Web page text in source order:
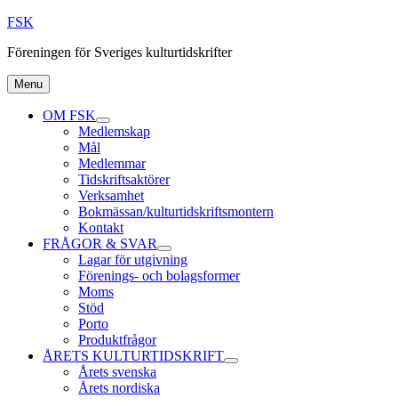
Skip
content
FSK
Föreningen för Sveriges kulturtidskrifter
Menu
OM FSK
expand
child
Medlemskap
Mål
Medlemmar
Tidskriftsaktörer
Verksamhet
Bokmässan/kulturtidskriftsmontern
Kontakt
FRÅGOR & SVAR
expand
child
menu
Lagar för utgivning
Förenings- och bolagsformer
Moms
Stöd
Porto
Produktfrågor
ÅRETS KULTURTIDSKRIFT
expand
Årets svenska
Årets nordiska